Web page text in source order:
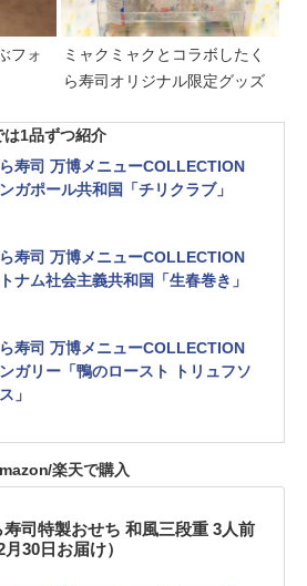
フォ
ミャクミャクとコラボしたく
ら寿司オリジナル限定グッズ
1品ずつ紹介
寿司 万博メニューCOLLECTION
ガポール共和国「チリクラブ」
寿司 万博メニューCOLLECTION
ナム社会主義共和国「生春巻き」
寿司 万博メニューCOLLECTION
ガリー「鴨のロースト トリュフソ
」
楽天で購入
寿司特製おせち 和風三段重 3人前
月30日お届け）